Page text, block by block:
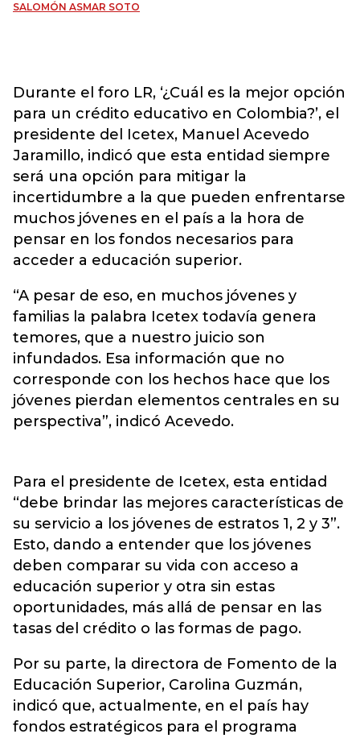
SALOMÓN ASMAR SOTO
Durante el foro LR, ‘¿Cuál es la mejor opción
para un crédito educativo en Colombia?’, el
presidente del Icetex, Manuel Acevedo
Jaramillo, indicó que esta entidad siempre
será una opción para mitigar la
incertidumbre a la que pueden enfrentarse
muchos jóvenes en el país a la hora de
pensar en los fondos necesarios para
acceder a educación superior.
“A pesar de eso, en muchos jóvenes y
familias la palabra Icetex todavía genera
temores, que a nuestro juicio son
infundados. Esa información que no
corresponde con los hechos hace que los
jóvenes pierdan elementos centrales en su
perspectiva”, indicó Acevedo.
Para el presidente de Icetex, esta entidad
“debe brindar las mejores características de
su servicio a los jóvenes de estratos 1, 2 y 3”.
Esto, dando a entender que los jóvenes
deben comparar su vida con acceso a
educación superior y otra sin estas
oportunidades, más allá de pensar en las
tasas del crédito o las formas de pago.
Por su parte, la directora de Fomento de la
Educación Superior, Carolina Guzmán,
indicó que, actualmente, en el país hay
fondos estratégicos para el programa